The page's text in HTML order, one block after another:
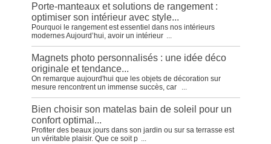
Porte-manteaux et solutions de rangement :
optimiser son intérieur avec style...
Pourquoi le rangement est essentiel dans nos intérieurs
modernes Aujourd’hui, avoir un intérieur ...
Magnets photo personnalisés : une idée déco
originale et tendance...
On remarque aujourd'hui que les objets de décoration sur
mesure rencontrent un immense succès, car
...
Bien choisir son matelas bain de soleil pour un
confort optimal...
Profiter des beaux jours dans son jardin ou sur sa terrasse est
un véritable plaisir. Que ce soit p ...